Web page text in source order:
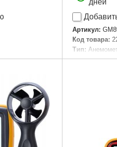
45 °C
с
дней
Артикул:
Код товара:
Тип:
Вид
Диапазон